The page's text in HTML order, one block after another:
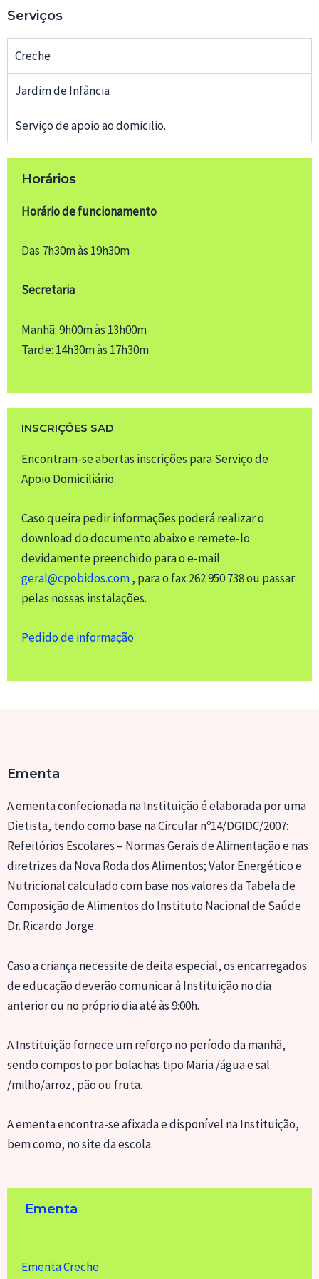
Serviços
Creche
Jardim de Infância
Serviço de apoio ao domicilio.
Horários
Horário de funcionamento
Das 7h30m às 19h30m
Secretaria
Manhã: 9h00m às 13h00m
Tarde: 14h30m às 17h30m
INSCRIÇÕES SAD
Encontram-se abertas inscrições para Serviço de
Apoio Domiciliário.
Caso queira pedir informações poderá realizar o
download do documento abaixo e remete-lo
devidamente preenchido para o e-mail
geral@cpobidos.com, para o fax 262 950 738 ou passar
pelas nossas instalações.
Pedido de informação
Ementa
A ementa confecionada na Instituição é elaborada por uma
Dietista, tendo como base na Circular nº14/DGIDC/2007:
Refeitórios Escolares – Normas Gerais de Alimentação e nas
diretrizes da Nova Roda dos Alimentos; Valor Energético e
Nutricional calculado com base nos valores da Tabela de
Composição de Alimentos do Instituto Nacional de Saúde
Dr. Ricardo Jorge.
Caso a criança necessite de deita especial, os encarregados
de educação deverão comunicar à Instituição no dia
anterior ou no próprio dia até às 9:00h.
A Instituição fornece um reforço no período da manhã,
sendo composto por bolachas tipo Maria /água e sal
/milho/arroz, pão ou fruta.
A ementa encontra-se afixada e disponível na Instituição,
bem como, no site da escola.
Ementa
Ementa Creche